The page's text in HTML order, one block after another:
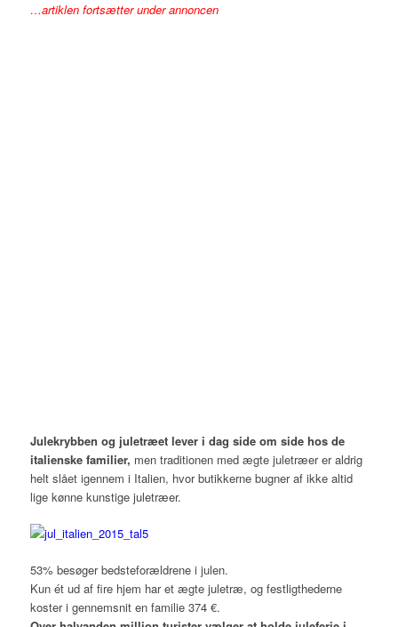
…artiklen fortsætter under annoncen
Julekrybben og juletræet lever i dag side om side hos de
italienske familier, men traditionen med ægte juletræer er aldrig
helt slået igennem i Italien, hvor butikkerne bugner af ikke altid
lige kønne kunstige juletræer.
53% besøger bedsteforældrene i julen.
Kun ét ud af fire hjem har et ægte juletræ, og festligthederne
koster i gennemsnit en familie 374 €.